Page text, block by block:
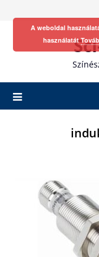
A weboldal
használatát